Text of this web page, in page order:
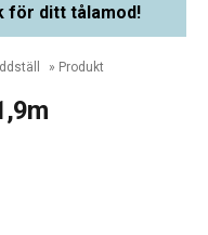
för ditt tålamod!
» Produkt